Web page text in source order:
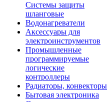
Системы защиты
шланговые
Водонагреватели
Аксессуары для
электроинструментов
Промышленные
программируемые
логические
контроллеры
Радиаторы, конвекторы
Бытовая электроника